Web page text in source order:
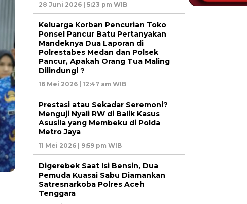
28 Juni 2026 | 5:23 pm WIB
Keluarga Korban Pencurian Toko
Ponsel Pancur Batu Pertanyakan
Mandeknya Dua Laporan di
Polrestabes Medan dan Polsek
Pancur, Apakah Orang Tua Maling
Dilindungi ?
16 Mei 2026 | 12:47 am WIB
Prestasi atau Sekadar Seremoni?
Menguji Nyali RW di Balik Kasus
Asusila yang Membeku di Polda
Metro Jaya
11 Mei 2026 | 9:59 pm WIB
Digerebek Saat Isi Bensin, Dua
Pemuda Kuasai Sabu Diamankan
Satresnarkoba Polres Aceh
Tenggara